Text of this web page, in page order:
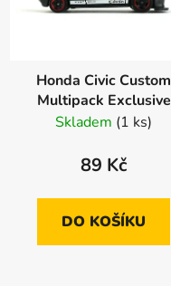
Honda Civic Custom
Multipack Exclusive
Vybaleno Oděrky
Skladem (1 ks)
89 Kč
DO KOŠÍKU